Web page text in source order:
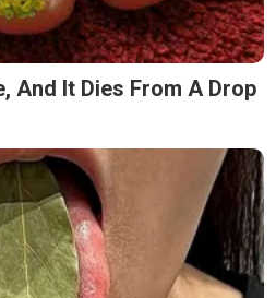
And It Dies From A Drop